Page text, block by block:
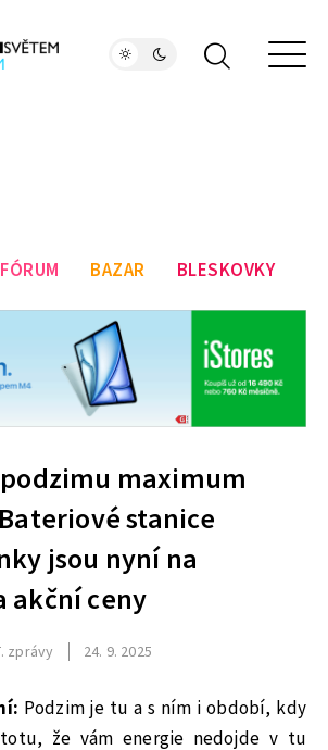
FÓRUM BAZAR BLESKOVKY
maximum
stanice
jsou nyní na
akční ceny
zprávy 24. 9. 2025
Podzim je tu a s ním i období, kdy
že vám energie nedojde v tu